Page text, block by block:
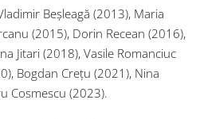
Beșleagă (2013), Maria
(2015), Dorin Recean (2016),
Jitari (2018), Vasile Romanciuc
Bogdan Crețu (2021), Nina
Cosmescu (2023).